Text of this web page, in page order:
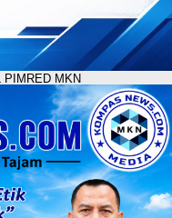
PIMRED MKN